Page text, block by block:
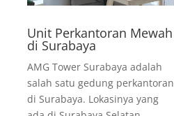
Unit Perkantoran Mewah
di Surabaya
AMG Tower Surabaya adalah
salah satu gedung perkantoran
di Surabaya. Lokasinya yang